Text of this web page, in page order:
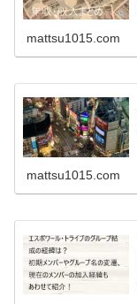
mattsu1015.com
mattsu1015.com